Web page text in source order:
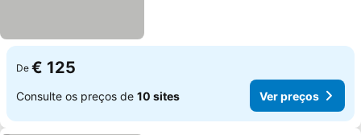
De € 125
Consulte os preços de 10 sites Ver preços